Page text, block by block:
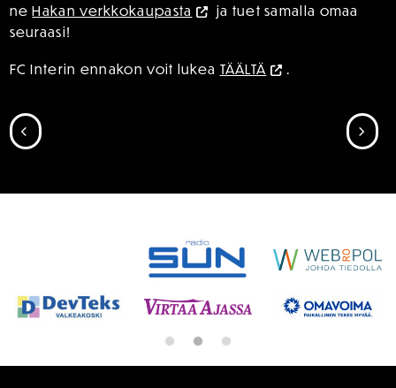
neHakan verkkokaupasta
ja tuet samalla omaa
seuraasi!
FC Interin ennakon voit lukea TÄÄLTÄ .
SIIRRY EDELLISEEN